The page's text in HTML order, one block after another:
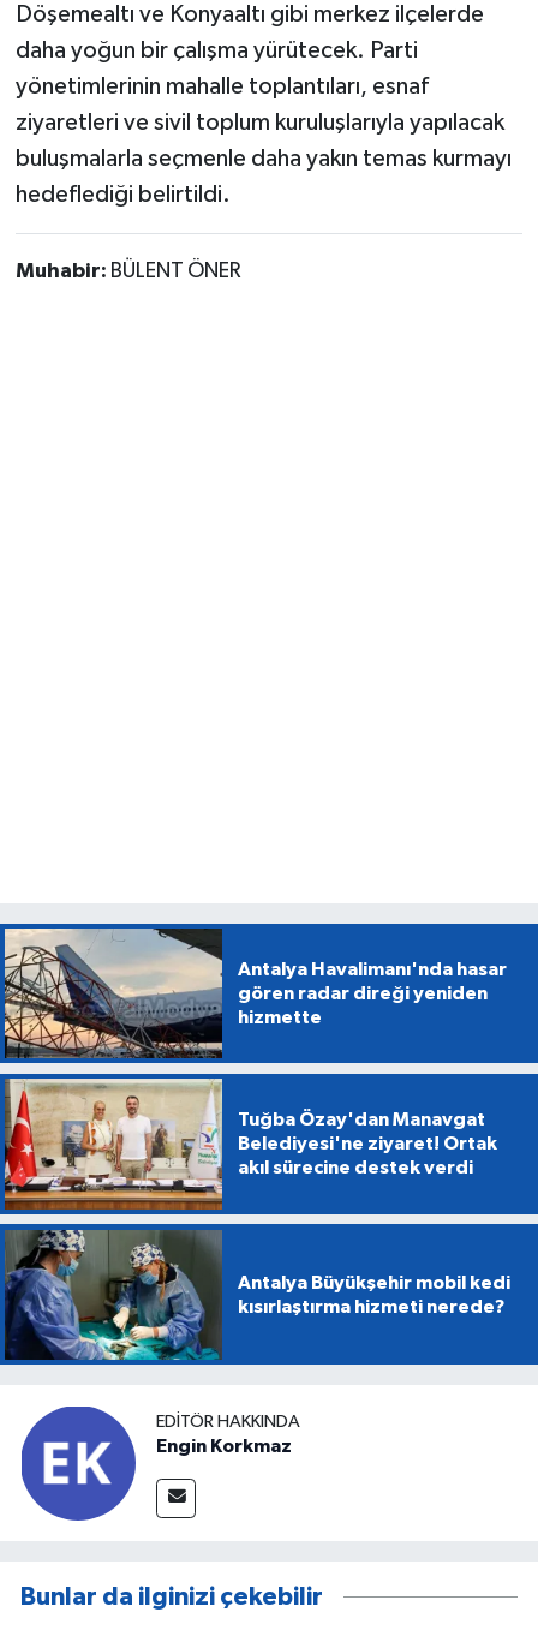
Döşemealtı ve Konyaaltı gibi merkez ilçelerde
daha yoğun bir çalışma yürütecek. Parti
yönetimlerinin mahalle toplantıları, esnaf
ziyaretleri ve sivil toplum kuruluşlarıyla yapılacak
buluşmalarla seçmenle daha yakın temas kurmayı
hedeflediği belirtildi.
Muhabir: BÜLENT ÖNER
Antalya Havalimanı'nda hasar
gören radar direği yeniden
hizmette
Tuğba Özay'dan Manavgat
Belediyesi'ne ziyaret! Ortak
akıl sürecine destek verdi
Antalya Büyükşehir mobil kedi
kısırlaştırma hizmeti nerede?
EDITÖR HAKKINDA
Engin Korkmaz
Bunlar da ilginizi çekebilir